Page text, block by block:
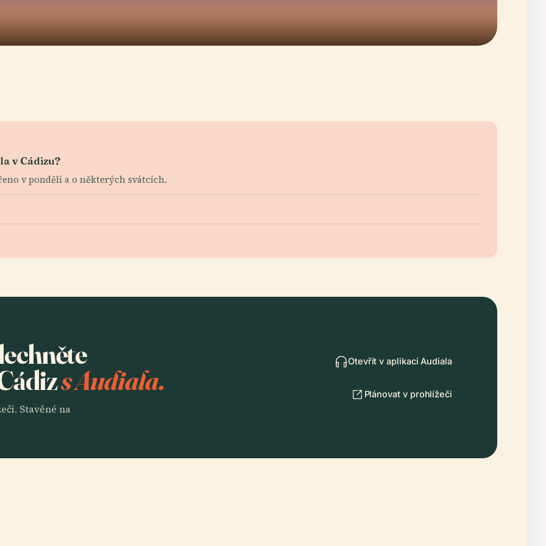
v Cádizu?
v pondělí a o některých svátcích.
s Audiala.
Stavěné na
Otevřít v aplikaci Audiala
Plánovat v prohlížeči